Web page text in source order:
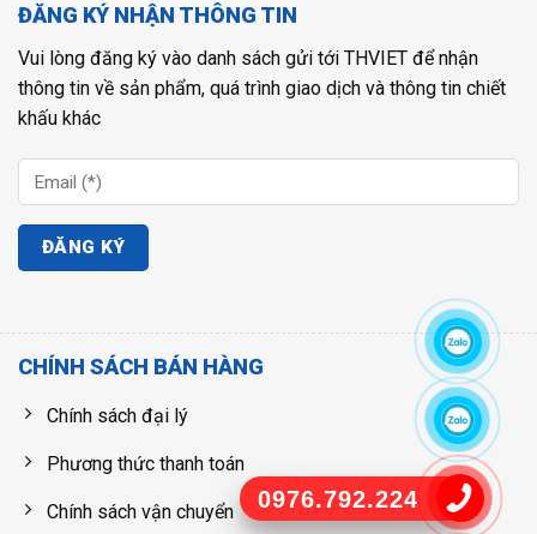
0976.792.224
CHÍNH SÁCH BÁN HÀNG
Chính sách đại lý
Phương thức thanh toán
Chính sách vận chuyển
ĐĂNG KÝ NHẬN THÔNG TIN
Vui lòng đăng ký vào danh sách gửi tới THVIET để nhận
thông tin về sản phẩm, quá trình giao dịch và thông tin chiết
khấu khác